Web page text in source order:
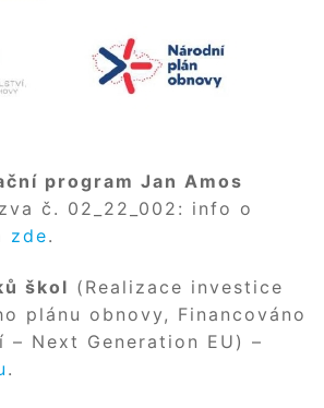
program Jan Amos
č. 02_22_002: info o
zde.
škol (Realizace investice
plánu obnovy, Financováno
– Next Generation EU) –
.